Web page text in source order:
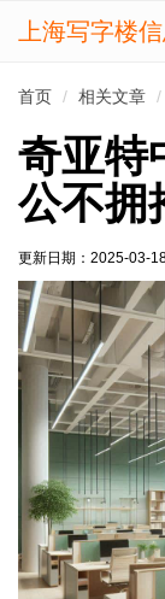
上海写字楼
首页 相关文章
奇亚特
公不拥
更新日期： 2025-03-